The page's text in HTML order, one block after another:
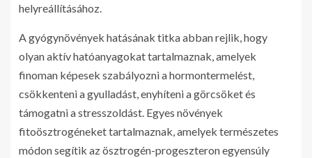
helyreállításához.
A gyógynövények hatásának titka abban rejlik, hogy
olyan aktív hatóanyagokat tartalmaznak, amelyek
finoman képesek szabályozni a hormontermelést,
csökkenteni a gyulladást, enyhíteni a görcsöket és
támogatni a stresszoldást. Egyes növények
fitoösztrogéneket tartalmaznak, amelyek természetes
módon segítik az ösztrogén-progeszteron egyensúly